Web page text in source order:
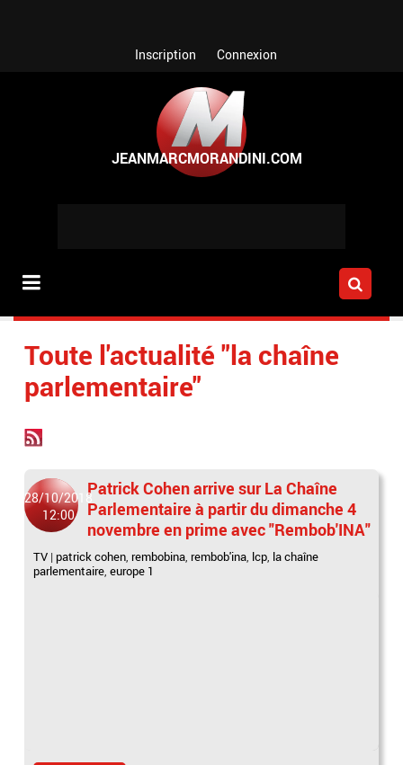
Inscription Connexion
Toute l'actualité "la chaîne
parlementaire"
28/10/2018
12:00
Patrick Cohen arrive sur La Chaîne
Parlementaire à partir du dimanche 4
novembre en prime avec "Rembob'INA"
TV | patrick cohen, rembobina, rembob'ina, lcp, la chaîne
parlementaire,europe 1